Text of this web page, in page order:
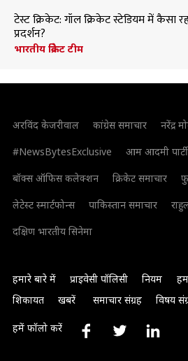
टेस्ट क्रिकेट: गॉल क्रिकेट स्टेडियम में कैसा
प्रदर्शन?
भारतीय क्रिकेट टीम
अरविंद केजरीवाल कांग्रेस समाचार नरेंद्र
#NewsBytesExclusive
आम आदमी
बॉक्स ऑफिस कलेक्शन
क्रिकेट समाचार
लेटेस्ट स्मार्टफोन्स
पाकिस्तान समाचार
दक्षिण भारतीय सिनेमा
हमारे बारे में प्राइवेसी पॉलिसी नियम
शिकायत
खबरें समाचार संग्रह विषय
हमें फॉलो करें